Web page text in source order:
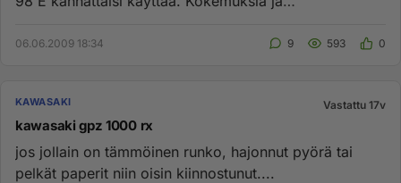
06.06.2009 18:34 9 593 0
KAWASAKI Vastattu 17v
kawasaki gpz 1000 rx
jos jollain on tämmöinen runko, hajonnut pyörä tai
pelkät paperit niin oisin kiinnostunut....